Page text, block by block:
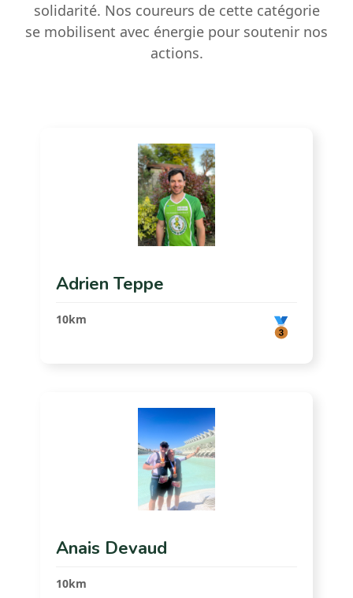
solidarité. Nos coureurs de cette catégorie
se mobilisent avec énergie pour soutenir nos
actions.
Adrien Teppe
10km
Anais Devaud
10km